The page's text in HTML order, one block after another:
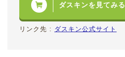
ダスキンを見てみる
リンク先 : ダスキン公式サイト